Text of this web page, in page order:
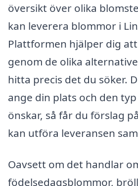
översikt över olika
kan leverera blommor i
Plattformen hjälper dig
genom de olika
hitta precis det du söker.
ange din plats och den
önskar, så får du förslag
kan utföra leveransen
Oavsett om det handlar
födelsedagsblommor,